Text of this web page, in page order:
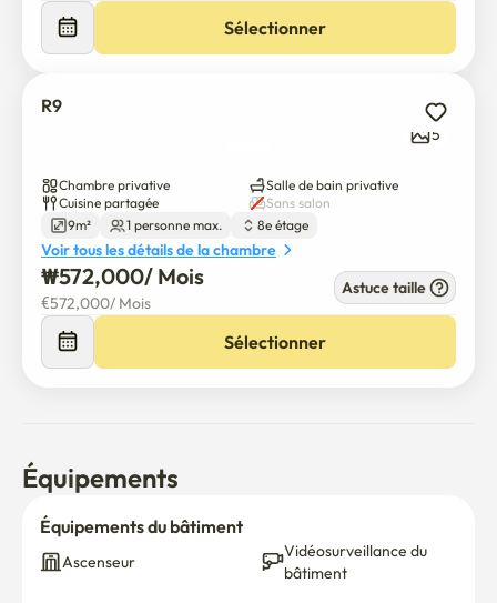
Sélectionner
R9
5
Chambre privative
Salle de bain privative
Cuisine partagée
Sans salon
9m²
1 personne max. 8e étage
Voir tous les détails de la chambre
₩572,000/ Mois
€572,000/ Mois
Astuce taille
Sélectionner
Équipements
Équipements du bâtiment
Ascenseur
Vidéosurveillance du
bâtiment